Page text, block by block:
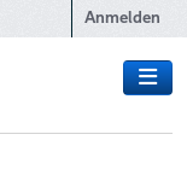
Anmelden